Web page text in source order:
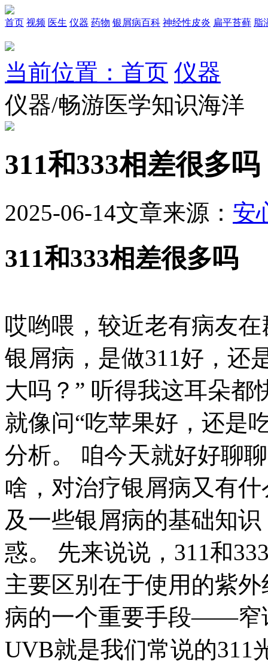
首页 视频 医生 仪器 药物 银屑病百科 神经性皮炎 扁平苔藓 脂
当前位置：首页 仪器
仪器/畅游医学知识海洋
311和333相差很多吗
2025-06-14文章来源： 安
311和333相差很多吗
哎哟喂，较近老有病友
银屑病，是做311好，还
大吗？” 听得我这耳朵都
就像问“吃苹果好，还是
分析。 咱今天就好好聊
啥，对治疗银屑病又有
及一些银屑病的基础知
惑。 先来说说，311和
主要区别在于使用的紫
病的一个重要手段——窄
UVB就是我们常说的311